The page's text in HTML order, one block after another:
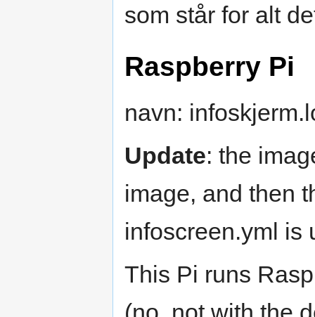
som står for alt
Raspberry Pi
navn:
Update: the
image, and then
infoscreen.yml is
This Pi runs